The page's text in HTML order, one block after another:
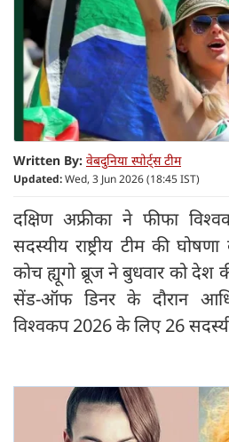
Written By: वेबदुनिया स्पोर्ट्स टीम
Updated:Wed, 3 Jun 2026 (18:45 IST)
दक्षिण अफ्रीका ने फीफा
सदस्यीय राष्ट्रीय टीम की
कोच ह्यूगो ब्रूज ने बुधवार को देश
सेंड-ऑफ डिनर के दौरान
विश्वकप 2026 के लिए 26